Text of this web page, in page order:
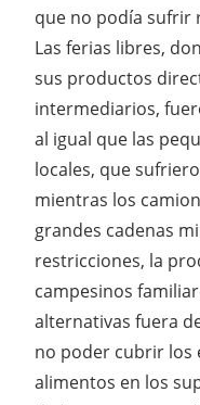
que no podía sufrir
Las ferias libres,
sus productos
intermediarios,
al igual que las
locales, que
mientras los
grandes cadenas
restricciones, la
campesinos
alternativas fuera
no poder cubrir los
alimentos en los